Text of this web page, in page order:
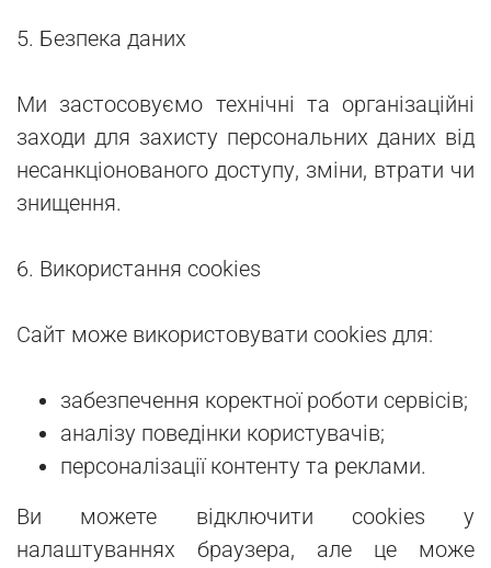
5. Безпека даних
Ми застосовуємо технічні та організаційні
заходи для захисту персональних даних від
несанкціонованого доступу, зміни, втрати чи
знищення.
6. Використання cookies
Сайт може використовувати cookies для:
забезпечення коректної роботи сервісів;
аналізу поведінки користувачів;
персоналізації контенту та реклами.
Ви можете відключити cookies у
налаштуваннях браузера, але це може